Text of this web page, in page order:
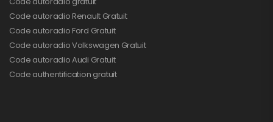
Code autoradio Renault Gratuit
Code autoradio Ford Gratuit
Code autoradio Volkswagen Gratuit
Code autoradio Audi Gratuit
Code authentification gratuit